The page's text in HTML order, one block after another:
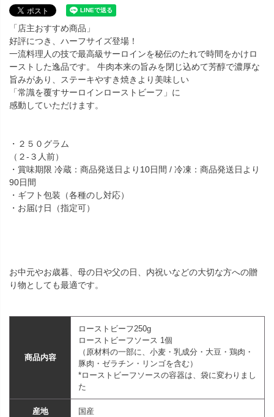
「店主おすすめ商品」
好評につき、ハーフサイズ登場！
一流料理人の技で最高級サーロインを秘伝のたれで時間をかけロ
ーストした逸品です。 牛肉本来の旨みを閉じ込めて芳醇で濃厚な
旨みがあり、ステーキやすき焼きより美味しい
「常識を覆すサーロインローストビーフ」に
感動していただけます。
・２５０グラム
（２-３人前）
・賞味期限 冷蔵：商品発送日より10日間 / 冷凍：商品発送日より
90日間
・ギフト包装（各種のし対応）
・お届け日（指定可）
お中元やお歳暮、母の日や父の日、内祝いなどの大切な方への贈
り物としても最適です。
商品内容
ローストビーフ250g
ローストビーフソース 1個
（原材料の一部に、小麦・乳成分・大豆・鶏肉・
豚肉・ゼラチン・リンゴを含む）
*ローストビーフソースの容器は、袋に変わりまし
た
産地 国産